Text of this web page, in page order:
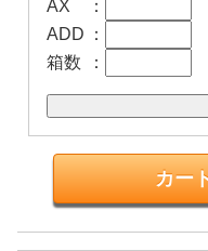
AX
：
ADD
：
箱数
：